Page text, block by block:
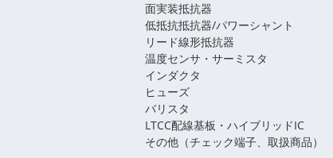
面実装抵抗器
低抵抗抵抗器/パワーシャント
リード線形抵抗器
温度センサ・サーミスタ
インダクタ
ヒューズ
バリスタ
LTCC配線基板・ハイブリッドIC
その他（チェック端子、取扱商品）